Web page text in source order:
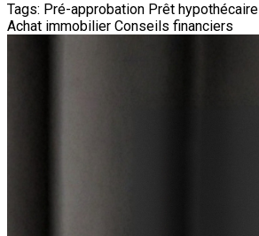
Tags: Pré-approbation Prêt hypothécaire
Achat immobilier Conseils financiers